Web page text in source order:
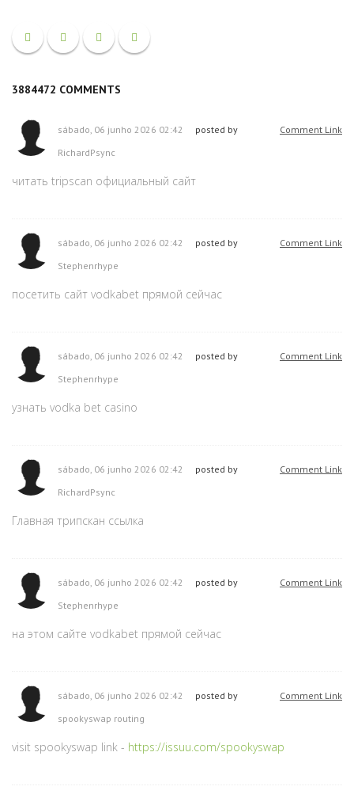
3884472 COMMENTS
Comment Link
sábado, 06 junho 2026 02:42
posted by
RichardPsync
читать tripscan официальный сайт
Comment Link
sábado, 06 junho 2026 02:42
posted by
Stephenrhype
посетить сайт vodkabet прямой сейчас
Comment Link
sábado, 06 junho 2026 02:42
posted by
Stephenrhype
узнать vodka bet casino
Comment Link
sábado, 06 junho 2026 02:42
posted by
RichardPsync
Главная трипскан ссылка
Comment Link
sábado, 06 junho 2026 02:42
posted by
Stephenrhype
на этом сайте vodkabet прямой сейчас
Comment Link
sábado, 06 junho 2026 02:42
posted by
spookyswap routing
visit spookyswap link - https://issuu.com/spookyswap